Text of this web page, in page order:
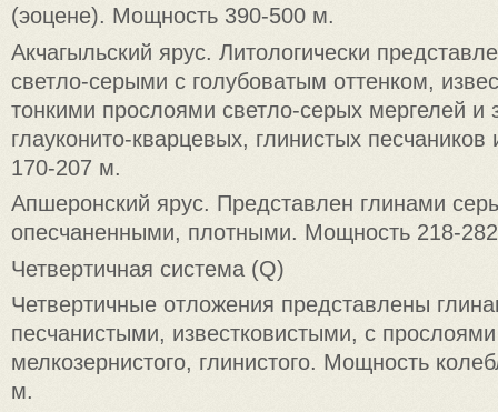
(эоцене). Мощность 390-500 м.
Акчагыльский ярус. Литологически
светло-серыми с голубоватым оттенком,
тонкими прослоями светло-серых мергелей и
глауконито-кварцевых, глинистых
170-207 м.
Апшеронский ярус. Представлен глинами
опесчаненными, плотными. Мощность 218-
Четвертичная система (Q)
Четвертичные отложения представлены
песчанистыми, известковистыми, с
мелкозернистого, глинистого. Мощность
м.